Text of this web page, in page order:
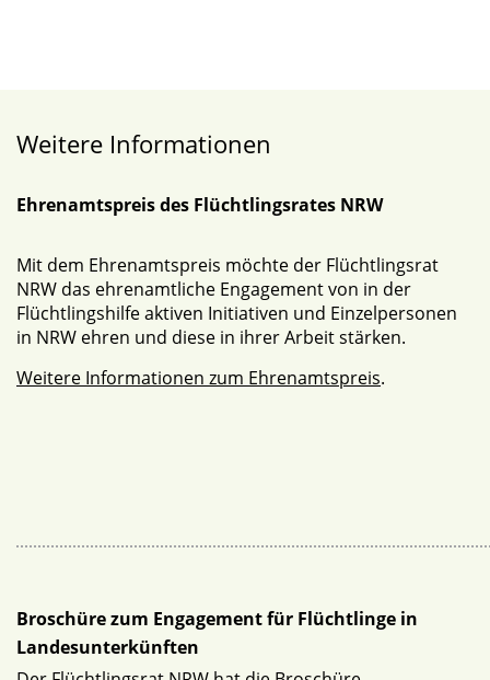
Weitere Informationen
Ehrenamtspreis des Flüchtlingsrates NRW
Mit dem Ehrenamtspreis möchte der Flüchtlingsrat
NRW das ehrenamtliche Engagement von in der
Flüchtlingshilfe aktiven Initiativen und Einzelpersonen
in NRW ehren und diese in ihrer Arbeit stärken.
Weitere Informationen zum Ehrenamtspreis.
Broschüre zum Engagement für Flüchtlinge in
Landesunterkünften